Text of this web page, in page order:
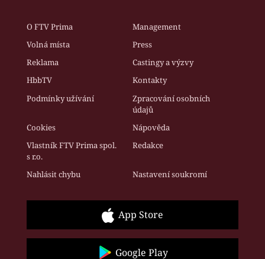
O FTV Prima
Management
Volná místa
Press
Reklama
Castingy a výzvy
HbbTV
Kontakty
Podmínky užívání
Zpracování osobních
údajů
Cookies
Nápověda
Vlastník FTV Prima spol.
s r.o.
Redakce
Nahlásit chybu Nastavení soukromí
App Store
Google Play